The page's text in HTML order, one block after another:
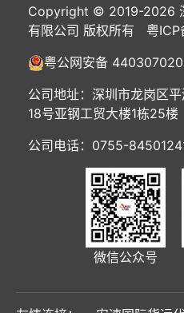
Copyright © 2019-2026
有限公司 版权所有 粤
粤公网安备
公司地址：深圳市龙岗区
18号亚钢工贸大楼1栋25楼
公司电话：0755-
微信公众号